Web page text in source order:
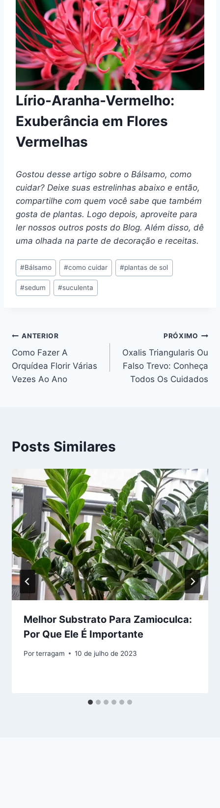
Lírio-Aranha-Vermelho:
Exuberância em Flores
Vermelhas
Gostou desse artigo sobre o Bálsamo, como
cuidar? Deixe suas estrelinhas abaixo e então,
compartilhe com quem você sabe que também
gosta de plantas. Logo depois, aproveite para
ler nossos outros posts do Blog. Além disso, dê
uma olhada na parte de decoração e receitas.
Tags
do
Post:
#Bálsamo #como cuidar #plantas de sol
#sedum #suculenta
Navegação
de
Post
ANTERIOR
Como Fazer A
Orquídea Florir Várias
Vezes Ao Ano
PRÓXIMO
Oxalis Triangularis Ou
Falso Trevo: Conheça
Todos Os Cuidados
Posts Similares
Melhor Substrato Para Zamioculca:
Por Que Ele É Importante
Porterragam 10 de julho de 2023